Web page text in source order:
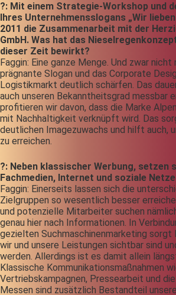
?: Mit einem Strategie-Workshop und
Ihres Unternehmensslogans „Wir
2011 die Zusammenarbeit mit der
GmbH. Was hat das
dieser Zeit bewirkt?
Faggin: Eine ganze Menge. Und zwar nicht
prägnante Slogan und das Corporate
Logistikmarkt deutlich schärfen. Das
auch unseren Bekanntheitsgrad messbar
profitieren wir davon, dass die Marke
mit Nachhaltigkeit verknüpft wird. Das
deutlichen Imagezuwachs und hilft auch,
zu erreichen.
?: Neben klassischer Werbung,
Fachmedien, Internet und soziale
Faggin: Einerseits lassen sich die
Zielgruppen so wesentlich besser
und potenzielle Mitarbeiter suchen
genau hier nach Informationen. In
gezielten Suchmaschinenmarketing sorgt
wir und unsere Leistungen sichtbar sind
werden. Allerdings ist es damit allein
Klassische Kommunikationsmaßnahmen
Vertriebskampagnen, Pressearbeit und
Messen sind zusätzlich Bestandteil